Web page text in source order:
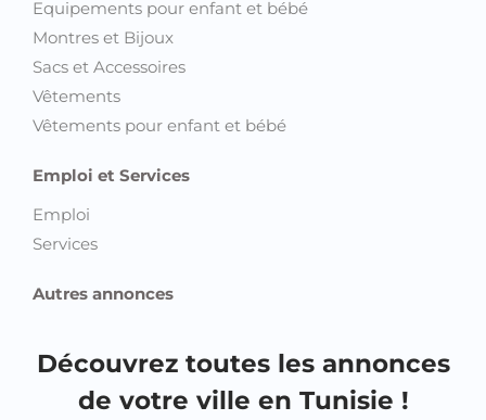
Equipements pour enfant et bébé
Montres et Bijoux
Sacs et Accessoires
Vêtements
Vêtements pour enfant et bébé
Emploi et Services
Emploi
Services
Autres annonces
Découvrez toutes les annonces
de votre ville en Tunisie !